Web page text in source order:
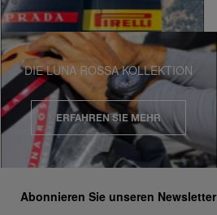
DIE LUNA ROSSA KOLLEKTION
ERFAHREN SIE MEHR
Abonnieren Sie unseren Newsletter